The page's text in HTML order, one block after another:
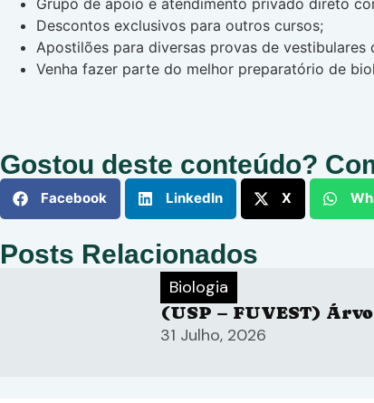
Descontos exclusivos para outros cursos;
Apostilões para diversas provas de vestibulares
Venha fazer parte do melhor preparatório de
Gostou deste conteúdo?
Facebook LinkedIn X
Posts Relacionados
Biologia
(USP – FUVEST)
31 Julho, 2026